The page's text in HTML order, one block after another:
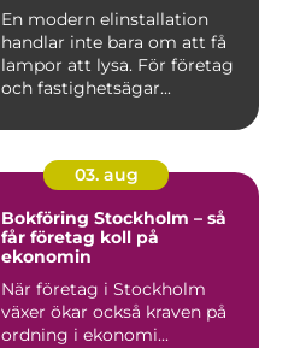
En modern elinstallation
handlar inte bara om att få
lampor att lysa. För företag
och fastighetsägar...
03. aug
Bokföring Stockholm – så
får företag koll på
ekonomin
När företag i Stockholm
växer ökar också kraven på
ordning i ekonomi...